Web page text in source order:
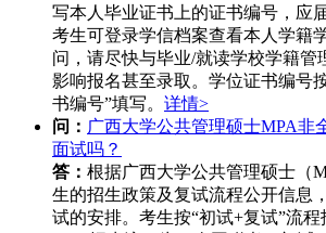
写本人毕业证书上的证书编号，应
考生可登录学信档案查看本人学籍
问，请尽快与毕业/就读学校学籍管
影响报名甚至录取。学位证书编号
书编号”填写。 详情>
问： 广西大学公共管理硕士MPA非
面试吗？
答： 根据广西大学公共管理硕士（
生的招生政策及复试流程公开信息
试的安排。考生按“初试+复试”流程